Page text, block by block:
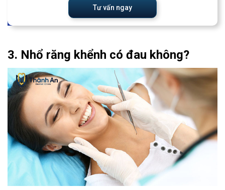
Tư vấn ngay
3. Nhổ răng khểnh có đau không?